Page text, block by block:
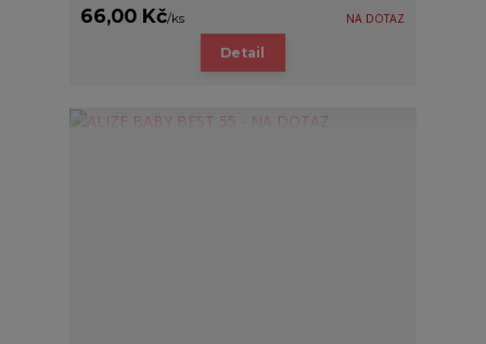
66,00 Kč/ks NA DOTAZ
Detail